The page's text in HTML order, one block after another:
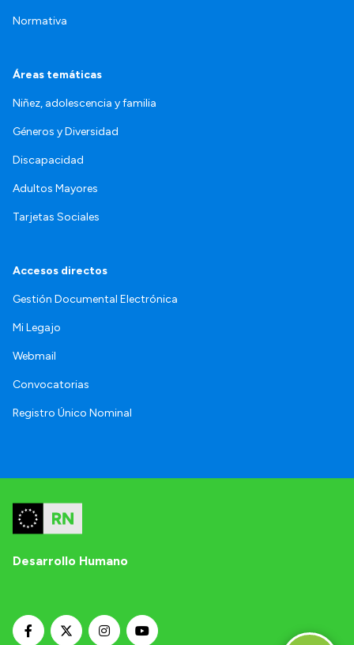
Normativa
Áreas temáticas
Niñez, adolescencia y familia
Géneros y Diversidad
Discapacidad
Adultos Mayores
Tarjetas Sociales
Accesos directos
Gestión Documental Electrónica
Mi Legajo
Webmail
Convocatorias
Registro Único Nominal
Desarrollo Humano